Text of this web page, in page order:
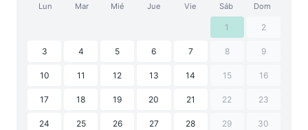
Lun Mar Mié Jue Vie Sáb Dom
1 2
3 4 5 6 7 8 9
10 11 12 13 14 15 16
17 18 19 20 21 22 23
24 25 26 27 28 29 30